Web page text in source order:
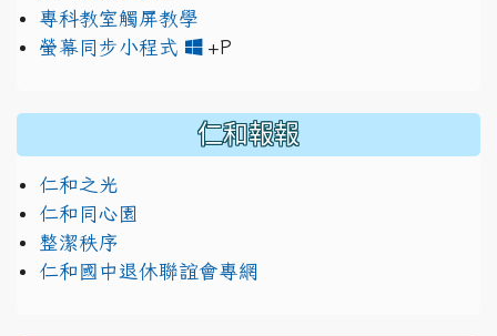
專科教室觸屏教學
螢幕同步小程式
+P
仁和報報
仁和之光
仁和同心園
整潔秩序
仁和國中退休聯誼會專網